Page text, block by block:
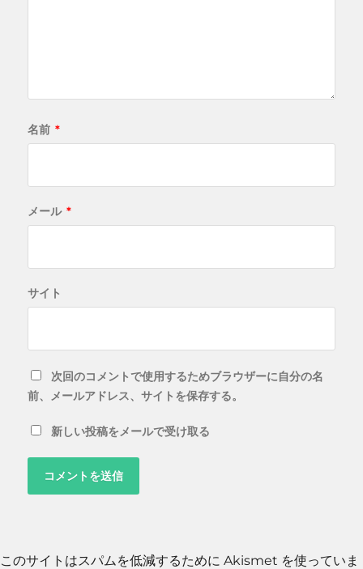
名前 *
メール *
サイト
次回のコメントで使用するためブラウザーに自分の名
前、メールアドレス、サイトを保存する。
新しい投稿をメールで受け取る
このサイトはスパムを低減するために Akismet を使っていま